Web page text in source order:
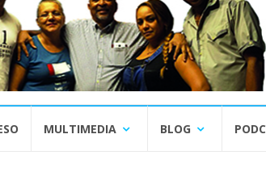
MULTIMEDIA BLOG